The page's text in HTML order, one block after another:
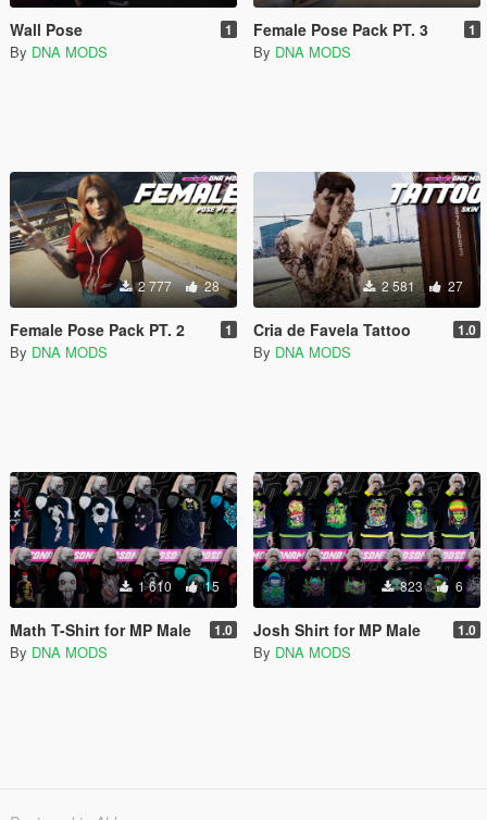
Wall Pose 1
By DNA MODS
Female Pose Pack PT. 3 1
By DNA MODS
2 777 28
Female Pose Pack PT. 2 1
By DNA MODS
2 581 27
Cria de Favela Tattoo 1.0
By DNA MODS
1 610 15
Math T-Shirt for MP Male 1.0
By DNA MODS
823 6
Josh Shirt for MP Male 1.0
By DNA MODS